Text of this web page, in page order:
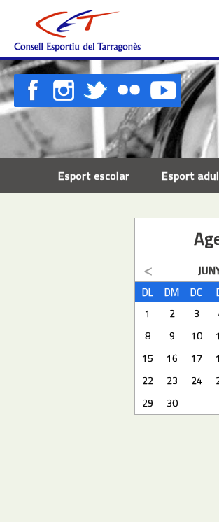
Esport escolar Esport
DL
DM DC
1 2 3
8
9 10
15
16 17
22
23 24
29
30